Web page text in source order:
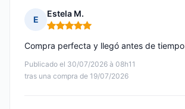
E
Estela M.
Nota: 5 de 5
Publicado el 30/07/2026 à 08h11
tras una compra de 19/07/2026
Compra perfecta y llegó antes de tiempo